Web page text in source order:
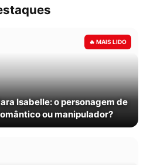
Isabelle: o personagem de
ou manipulador?